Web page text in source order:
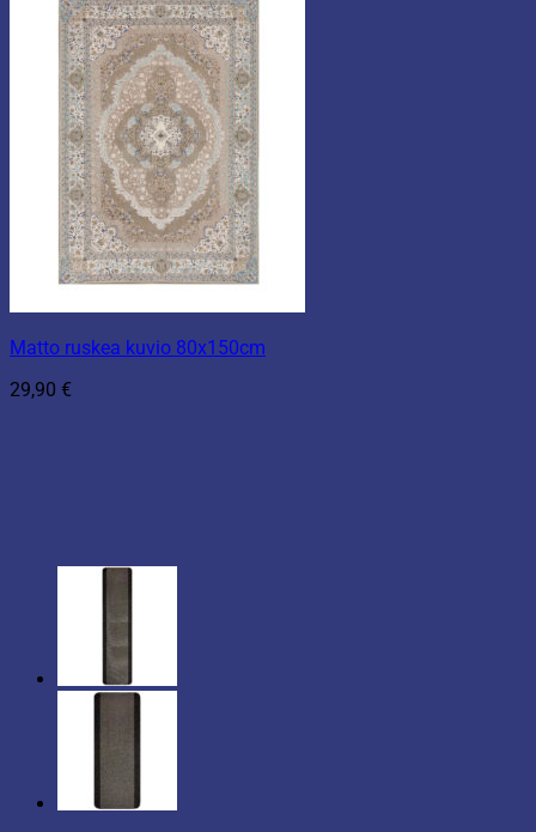
Matto ruskea kuvio 80x150cm
29,90 €